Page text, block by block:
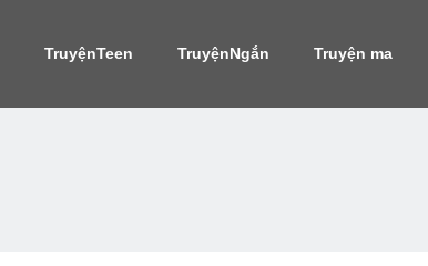
TruyệnTeen TruyệnNgắn Truyện ma